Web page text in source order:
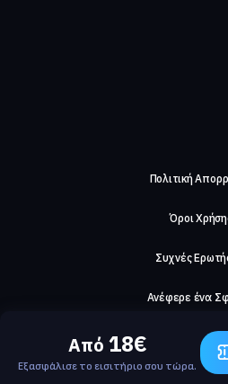
Από 18€
Εξασφάλισε το εισιτήριο σου τώρα.
Πολιτική
Όροι
Συχνές
Ανέφερε ένα
Σχετικά με
Careers